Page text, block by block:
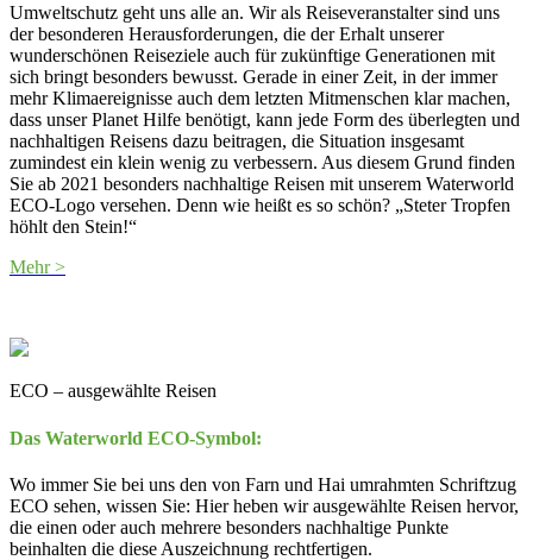
Umweltschutz geht uns alle an. Wir als Reiseveranstalter sind uns
der besonderen Herausforderungen, die der Erhalt unserer
wunderschönen Reiseziele auch für zukünftige Generationen mit
sich bringt besonders bewusst. Gerade in einer Zeit, in der immer
mehr Klimaereignisse auch dem letzten Mitmenschen klar machen,
dass unser Planet Hilfe benötigt, kann jede Form des überlegten und
nachhaltigen Reisens dazu beitragen, die Situation insgesamt
zumindest ein klein wenig zu verbessern. Aus diesem Grund finden
Sie ab 2021 besonders nachhaltige Reisen mit unserem Waterworld
ECO-Logo versehen. Denn wie heißt es so schön? „Steter Tropfen
höhlt den Stein!“
Mehr >
ECO – ausgewählte Reisen
Das Waterworld ECO-Symbol:
Wo immer Sie bei uns den von Farn und Hai umrahmten Schriftzug
ECO sehen, wissen Sie: Hier heben wir ausgewählte Reisen hervor,
die einen oder auch mehrere besonders nachhaltige Punkte
beinhalten die diese Auszeichnung rechtfertigen.